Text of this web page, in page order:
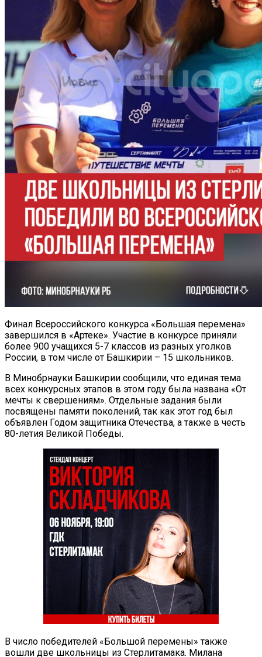
Финал Всероссийского конкурса «Большая перемена»
завершился в «Артеке». Участие в конкурсе приняли
более 900 учащихся 5-7 классов из разных уголков
России, в том числе от Башкирии – 15 школьников.
В Минобрнауки Башкирии сообщили, что единая тема
всех конкурсных этапов в этом году была названа «От
мечты к свершениям». Отдельные задания были
посвящены памяти поколений, так как этот год был
объявлен Годом защитника Отечества, а также в честь
80-летия Великой Победы.
В число победителей «Большой перемены» также
вошли две школьницы из Стерлитамака. Милана